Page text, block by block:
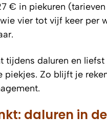
€ in piekuren
vier tot vijf keer per
tijdens daluren en
Zo blijft je
daluren in